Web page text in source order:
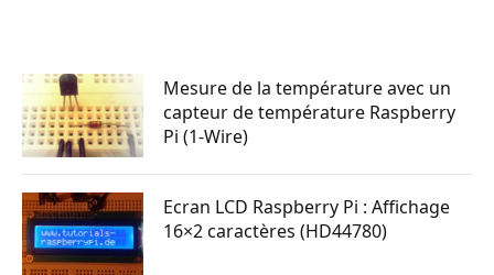
Mesure de la température avec un
capteur de température Raspberry
Pi (1-Wire)
Ecran LCD Raspberry Pi : Affichage
16×2 caractères (HD44780)